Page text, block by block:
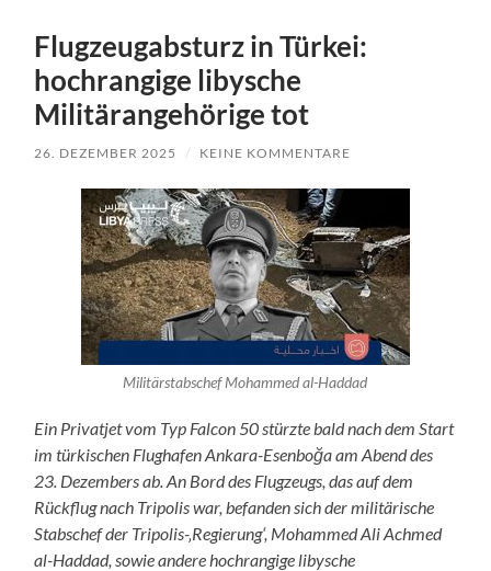
Flugzeugabsturz in Türkei:
hochrangige libysche
Militärangehörige tot
26. DEZEMBER 2025 / KEINE KOMMENTARE
Militärstabschef Mohammed al-Haddad
Ein Privatjet vom Typ Falcon 50 stürzte bald nach dem Start
im türkischen Flughafen Ankara-Esenboğa am Abend des
23. Dezembers ab. An Bord des Flugzeugs, das auf dem
Rückflug nach Tripolis war, befanden sich der militärische
Stabschef der Tripolis-‚Regierung‘, Mohammed Ali Achmed
al-Haddad, sowie andere hochrangige libysche